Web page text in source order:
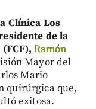
Clínica Los
de la
Ramón
Mayor del
Mario
quirúrgica que,
exitosa.